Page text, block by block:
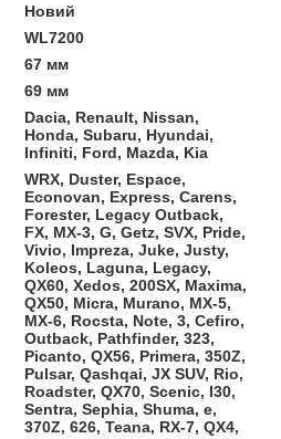
Новий
WL7200
67 мм
69 мм
Dacia, Renault, Nissan,
Honda, Subaru, Hyundai,
Infiniti, Ford, Mazda, Kia
WRX, Duster, Espace,
Econovan, Express, Carens,
Forester, Legacy Outback,
FX, MX-3, G, Getz, SVX, Pride,
Vivio, Impreza, Juke, Justy,
Koleos, Laguna, Legacy,
QX60, Xedos, 200SX, Maxima,
QX50, Micra, Murano, MX-5,
MX-6, Rocsta, Note, 3, Cefiro,
Outback, Pathfinder, 323,
Picanto, QX56, Primera, 350Z,
Pulsar, Qashqai, JX SUV, Rio,
Roadster, QX70, Scenic, I30,
Sentra, Sephia, Shuma, e,
370Z, 626, Teana, RX-7, QX4,